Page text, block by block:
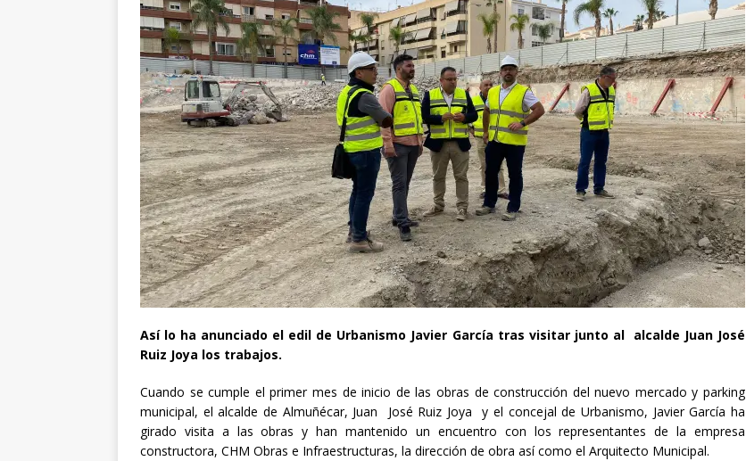
Así lo ha anunciado el edil de Urbanismo Javier García tras visitar junto al alcalde Juan José
Ruiz Joya los trabajos.
Cuando se cumple el primer mes de inicio de las obras de construcción del nuevo mercado y parking
municipal, el alcalde de Almuñécar, Juan José Ruiz Joya y el concejal de Urbanismo, Javier García ha
girado visita a las obras y han mantenido un encuentro con los representantes de la empresa
constructora, CHM Obras e Infraestructuras, la dirección de obra así como el Arquitecto Municipal.